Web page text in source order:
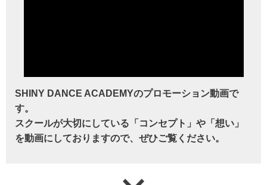
SHINY DANCE ACADEMYのプロモーション動画で
す。
スクールが大切にしている「コンセプト」や「想い」
を動画にしておりますので、ぜひご覧ください。